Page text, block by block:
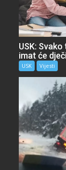
USK:
imat će
USK Vijesti